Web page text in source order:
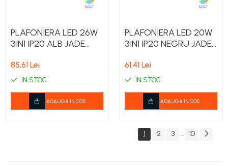
PLAFONIERA LED 26W
3IN1 IP20 ALB JADE
85,61 Lei
IN STOC
ADAUGA IN COS
PLAFONIERA LED 20W
3IN1 IP20 NEGRU JADE
61,41 Lei
IN STOC
ADAUGA IN COS
1 2 3 ... 10